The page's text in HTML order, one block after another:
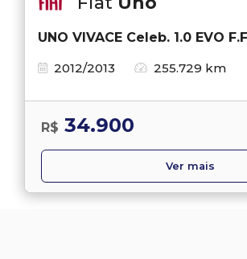
UNO VIVACE Celeb. 1.0 EVO
2012/2013
255.729 km
R$ 34.900
Ver mais